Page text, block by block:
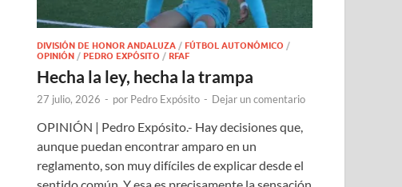
DIVISIÓN DE HONOR ANDALUZA /FÚTBOL AUTONÓMICO /
OPINIÓN /PEDRO EXPÓSITO /RFAF
Hecha la ley, hecha la trampa
27 julio, 2026 - por Pedro Expósito - Dejar un comentario
OPINIÓN | Pedro Expósito.- Hay decisiones que,
aunque puedan encontrar amparo en un
reglamento, son muy difíciles de explicar desde el
sentido común. Y esa es precisamente la sensación